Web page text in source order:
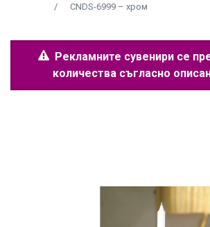
/
CNDS-6999 – хром
Рекламните сувенири се
количества съгласно